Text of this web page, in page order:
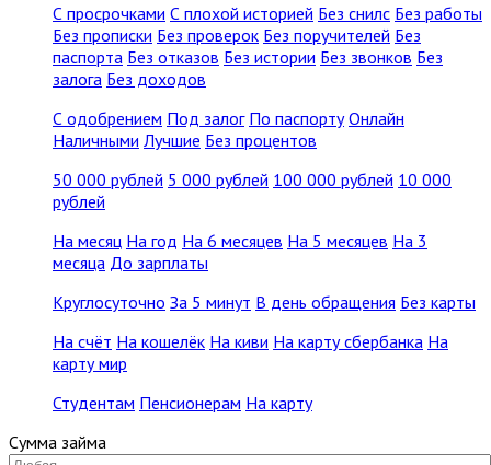
С просрочками С плохой историей Без снилс Без работы
Без прописки Без проверок Без поручителей Без
паспорта Без отказов Без истории Без звонков Без
залога Без доходов
С одобрением Под залог По паспорту Онлайн
Наличными Лучшие Без процентов
50 000 рублей 5 000 рублей 100 000 рублей 10 000
рублей
На месяц На год На 6 месяцев На 5 месяцев На 3
месяца До зарплаты
Круглосуточно За 5 минут В день обращения Без карты
На счёт На кошелёк На киви На карту сбербанка На
карту мир
Студентам Пенсионерам На карту
Сумма займа